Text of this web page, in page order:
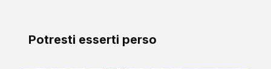
Potresti esserti perso